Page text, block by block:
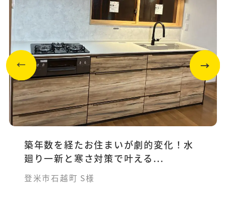
築年数を経たお住まいが劇的変化！水
廻り一新と寒さ対策で叶える...
登米市石越町 S様